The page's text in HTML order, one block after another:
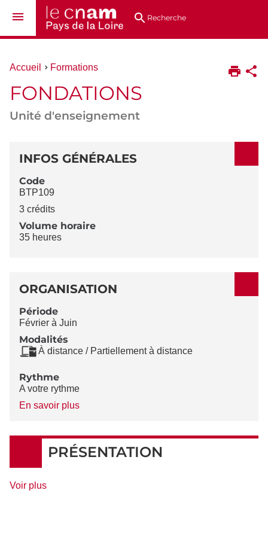
au
directsRecherche
Vous
ici :
Accueil Formations
FONDATIONS
Unité d'enseignement
DÉTAILS
INFOS GÉNÉRALES
Code
BTP109
3 crédits
Volume horaire
35 heures
ORGANISATION
Période
Février à Juin
Modalités
À distance / Partiellement à distance
Rythme
A votre rythme
En savoir plusà
Rythme
PRÉSENTATION
Voir plusde